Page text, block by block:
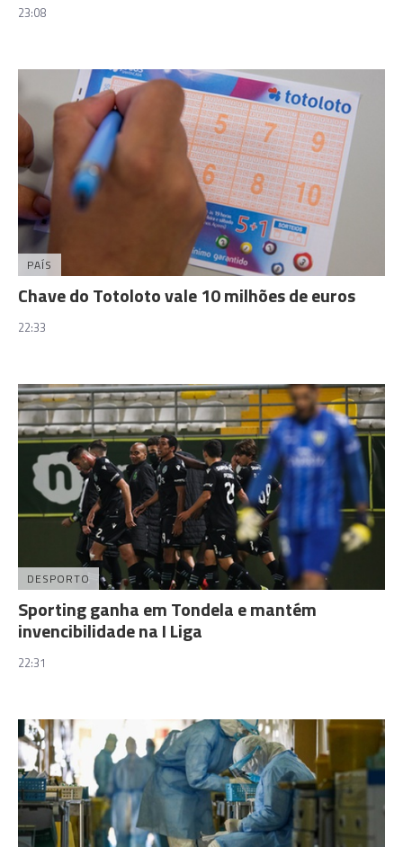
23:08
PAÍS
Chave do Totoloto vale 10 milhões de euros
22:33
DESPORTO
Sporting ganha em Tondela e mantém
invencibilidade na I Liga
22:31